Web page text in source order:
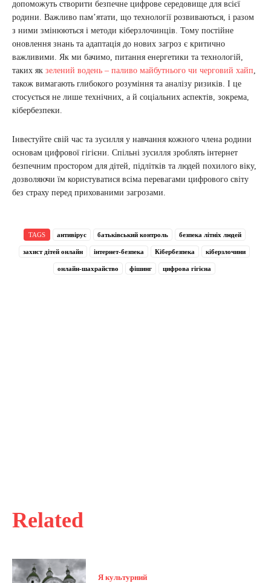
Related
Я культурний
допоможуть створити безпечне цифрове середовище для всієї
родини. Важливо пам’ятати, що технології розвиваються, і разом
з ними змінюються і методи кіберзлочинців. Тому постійне
оновлення знань та адаптація до нових загроз є критично
важливими. Як ми бачимо, питання енергетики та технологій,
таких як зелений водень – паливо майбутнього чи черговий хайп
також вимагають глибокого розуміння та аналізу ризиків. І це
стосується не лише технічних, а й соціальних аспектів, зокрема,
кібербезпеки.
Інвестуйте свій час та зусилля у навчання кожного члена родини
основам цифрової гігієни. Спільні зусилля зроблять інтернет
безпечним простором для дітей, підлітків та людей похилого віку,
дозволяючи їм користуватися всіма перевагами цифрового світу
без страху перед прихованими загрозами.
TAGS антивірус батьківський контроль безпека літніх людей
захист дітей онлайн інтернет-безпека Кібербезпека кіберзлочини
онлайн-шахрайство фішинг цифрова гігієна